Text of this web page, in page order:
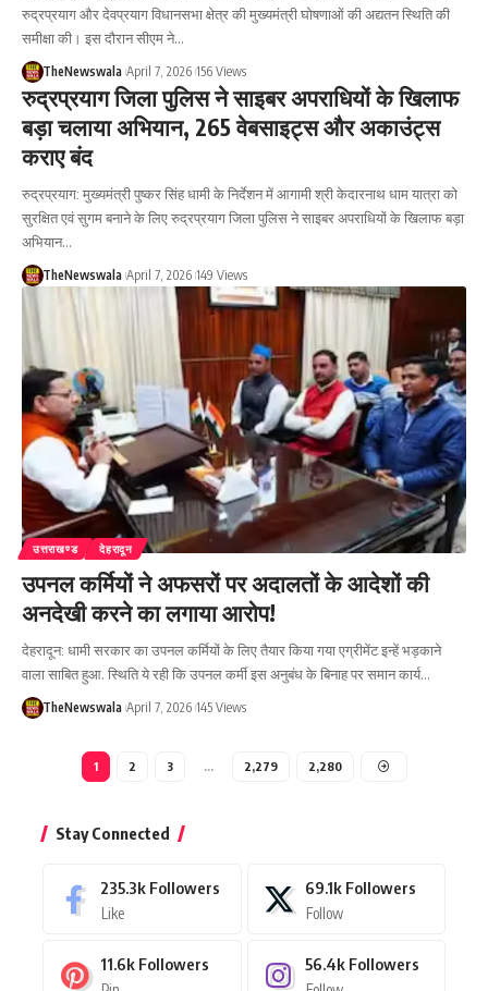
रुद्रप्रयाग और देवप्रयाग विधानसभा क्षेत्र की मुख्यमंत्री घोषणाओं की अद्यतन स्थिति की
समीक्षा की। इस दौरान सीएम ने…
TheNewswala April 7, 2026 156 Views
रुद्रप्रयाग जिला पुलिस ने साइबर अपराधियों के खिलाफ
बड़ा चलाया अभियान, 265 वेबसाइट्स और अकाउंट्स
कराए बंद
रुद्रप्रयाग: मुख्यमंत्री पुष्कर सिंह धामी के निर्देशन में आगामी श्री केदारनाथ धाम यात्रा को
सुरक्षित एवं सुगम बनाने के लिए रुद्रप्रयाग जिला पुलिस ने साइबर अपराधियों के खिलाफ बड़ा
अभियान…
TheNewswala April 7, 2026 149 Views
उत्तराखण्ड देहरादून
उपनल कर्मियों ने अफसरों पर अदालतों के आदेशों की
अनदेखी करने का लगाया आरोप!
देहरादून: धामी सरकार का उपनल कर्मियों के लिए तैयार किया गया एग्रीमेंट इन्हें भड़काने
वाला साबित हुआ. स्थिति ये रही कि उपनल कर्मी इस अनुबंध के बिनाह पर समान कार्य…
TheNewswala April 7, 2026 145 Views
1 2 3 … 2,279 2,280
Stay Connected
235.3k Followers
Like
69.1k Followers
Follow
11.6k Followers 56.4k Followers